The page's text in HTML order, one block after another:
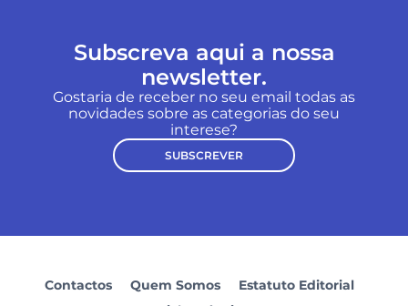
Subscreva aqui a nossa
newsletter.
Gostaria de receber no seu email todas as
novidades sobre as categorias do seu
interese?
SUBSCREVER
Contactos Quem Somos
Estatuto Editorial